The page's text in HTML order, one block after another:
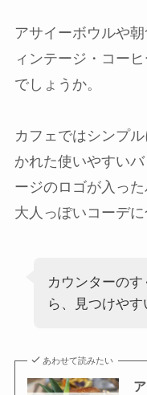
アサイーボウルや
ィンテージ・コー
でしょうか。
カフェではシンプ
かれた使いやすい
ージのロゴが入っ
大人っぽいコーデ
カウンターの
ら、見つけやす
あわせて読みたい